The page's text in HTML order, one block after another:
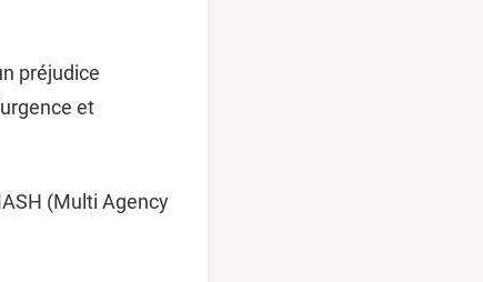
préjudice
et
(Multi Agency